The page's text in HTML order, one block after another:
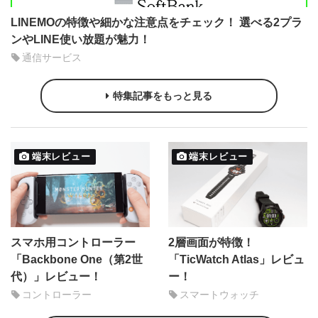
LINEMOの特徴や細かな注意点をチェック！ 選べる2プラ
ンやLINE使い放題が魅力！
通信サービス
特集記事をもっと見る
端末レビュー
スマホ用コントローラー
「Backbone One（第2世
代）」レビュー！
コントローラー
端末レビュー
2層画面が特徴！
「TicWatch Atlas」レビュ
ー！
スマートウォッチ